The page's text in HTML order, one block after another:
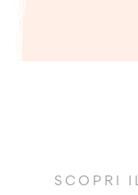
SCOPRI